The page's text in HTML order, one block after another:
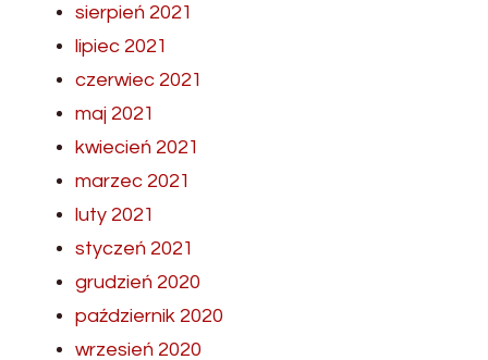
sierpień 2021
lipiec 2021
czerwiec 2021
maj 2021
kwiecień 2021
marzec 2021
luty 2021
styczeń 2021
grudzień 2020
październik 2020
wrzesień 2020